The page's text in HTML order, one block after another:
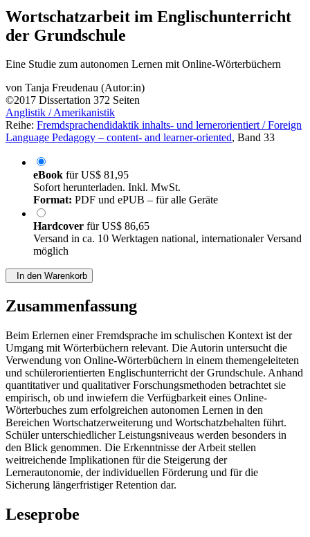
Wortschatzarbeit im Englischunterricht
der Grundschule
Eine Studie zum autonomen Lernen mit Online-Wörterbüchern
von Tanja Freudenau (Autor:in)
©2017 Dissertation 372 Seiten
Anglistik / Amerikanistik
Reihe: Fremdsprachendidaktik inhalts- und lernerorientiert / Foreign
Language Pedagogy – content- and learner-oriented, Band 33
eBook fürUS$ 81,95
Sofort herunterladen. Inkl. MwSt.
Format: PDF und ePUB – für alle Geräte
Hardcover fürUS$ 86,65
Versand in ca. 10 Werktagen national, internationaler Versand
möglich
In den Warenkorb
Zusammenfassung
Beim Erlernen einer Fremdsprache im schulischen Kontext ist der
Umgang mit Wörterbüchern relevant. Die Autorin untersucht die
Verwendung von Online-Wörterbüchern in einem themengeleiteten
und schülerorientierten Englischunterricht der Grundschule. Anhand
quantitativer und qualitativer Forschungsmethoden betrachtet sie
empirisch, ob und inwiefern die Verfügbarkeit eines Online-
Wörterbuches zum erfolgreichen autonomen Lernen in den
Bereichen Wortschatzerweiterung und Wortschatzbehalten führt.
Schüler unterschiedlicher Leistungsniveaus werden besonders in
den Blick genommen. Die Erkenntnisse der Arbeit stellen
weitreichende Implikationen für die Steigerung der
Lernerautonomie, der individuellen Förderung und für die
Sicherung längerfristiger Retention dar.
Leseprobe